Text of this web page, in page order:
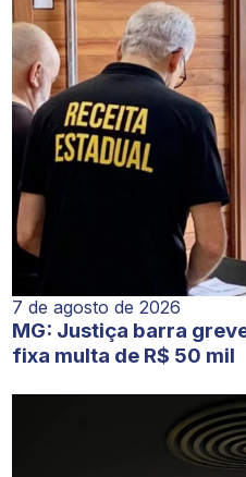
7 de agosto de 2026
MG: Justiça barra
fixa multa de R$ 50 mil